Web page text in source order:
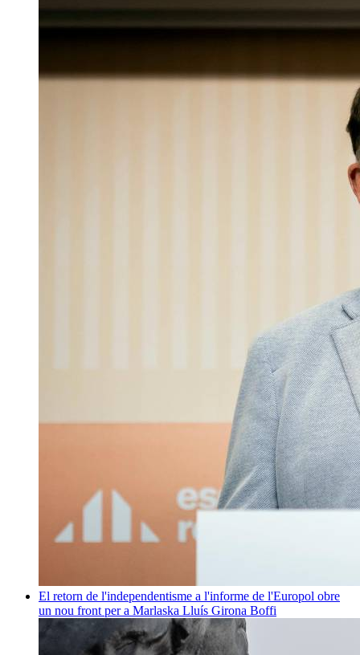
El retorn de l'independentisme a l'informe de l'Europol obre
un nou front per a Marlaska Lluís Girona Boffi